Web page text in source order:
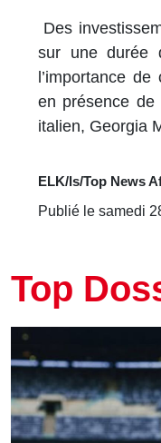
Des
sur une durée
l’importance
en présence
italien, Georgia
ELK/ls/Top News
Publié le samedi
Top